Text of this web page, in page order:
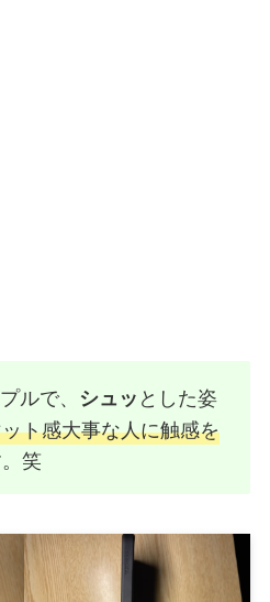
ルで、 シュッとした姿
ト感大事な人に触感を
笑